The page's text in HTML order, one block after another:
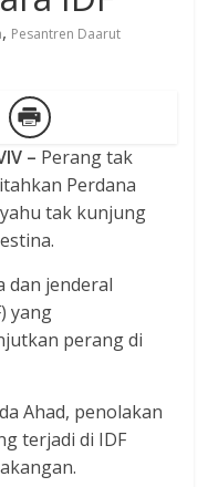
, Pesantren Daarut
– Perang tak
Perdana
tak kunjung
dan jenderal
yang
perang di
Ahad, penolakan
terjadi di IDF